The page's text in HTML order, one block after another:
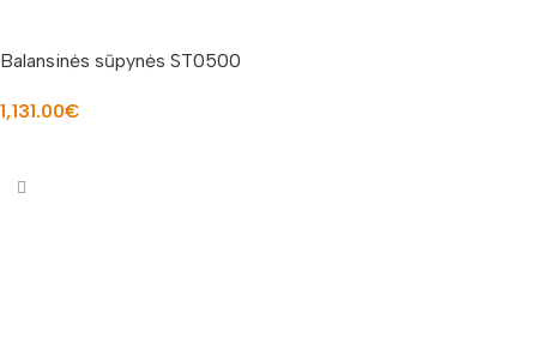
Balansinės sūpynės ST0500
1,131.00€